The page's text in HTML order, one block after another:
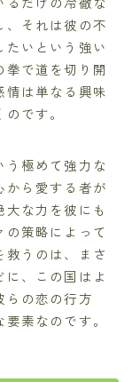
、それは彼の不
いという強い
で道を切り開
情は単なる興味
です。
う極めて強力な
から愛する者が
な力を彼にも
策略によって
うのは、まさ
、この国はよ
らの恋の行方
素なのです。